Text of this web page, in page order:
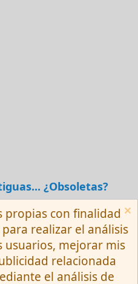
¿Obsoletas?
y reglas
R
S
S
XenForo ® © 2010-
propias con finalidad
realizar el análisis
usuarios, mejorar mis
relacionada
el análisis de